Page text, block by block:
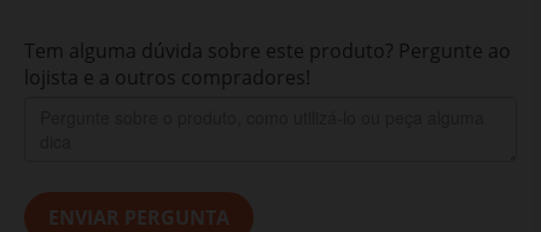
Tem alguma dúvida sobre este produto? Pergunte ao
lojista e a outros compradores!
ENVIAR PERGUNTA